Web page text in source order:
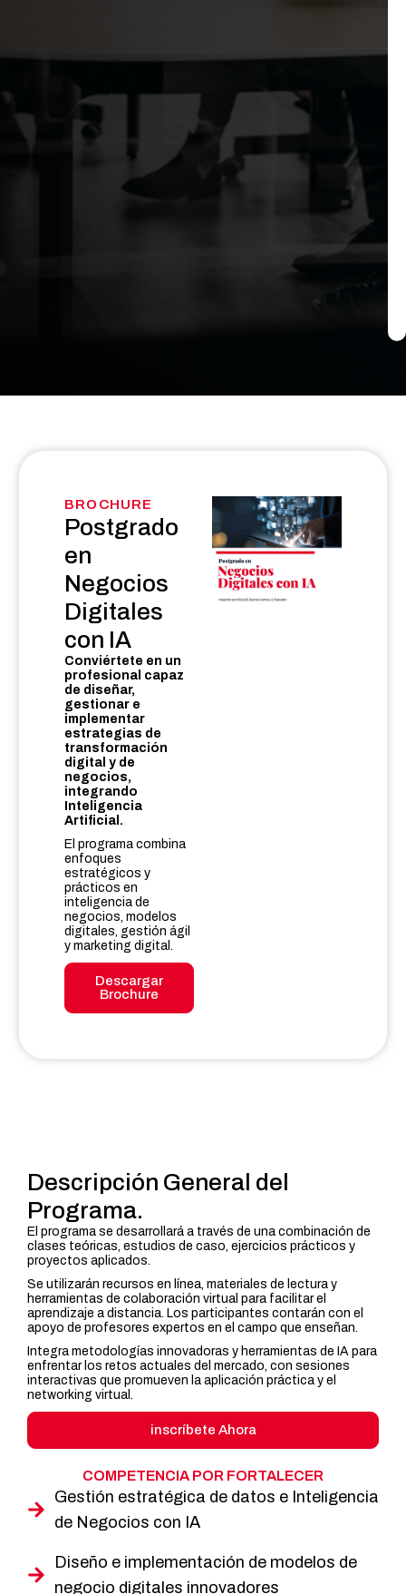
BROCHURE
Postgrado
en
Negocios
Digitales
con IA
Conviértete en un
profesional capaz
de diseñar,
gestionar e
implementar
estrategias de
transformación
digital y de
negocios,
integrando
Inteligencia
Artificial.
El programa combina
enfoques
estratégicos y
prácticos en
inteligencia de
negocios, modelos
digitales, gestión ágil
y marketing digital.
Descargar
Brochure
Descripción General del
Programa.
El programa se desarrollará a través de una combinación de
clases teóricas, estudios de caso, ejercicios prácticos y
proyectos aplicados.
Se utilizarán recursos en línea, materiales de lectura y
herramientas de colaboración virtual para facilitar el
aprendizaje a distancia. Los participantes contarán con el
apoyo de profesores expertos en el campo que enseñan.
Integra metodologías innovadoras y herramientas de IA para
enfrentar los retos actuales del mercado, con sesiones
interactivas que promueven la aplicación práctica y el
networking virtual.
inscríbete Ahora
COMPETENCIA POR FORTALECER
Gestión estratégica de datos e Inteligencia
de Negocios con IA
Diseño e implementación de modelos de
negocio digitales innovadores